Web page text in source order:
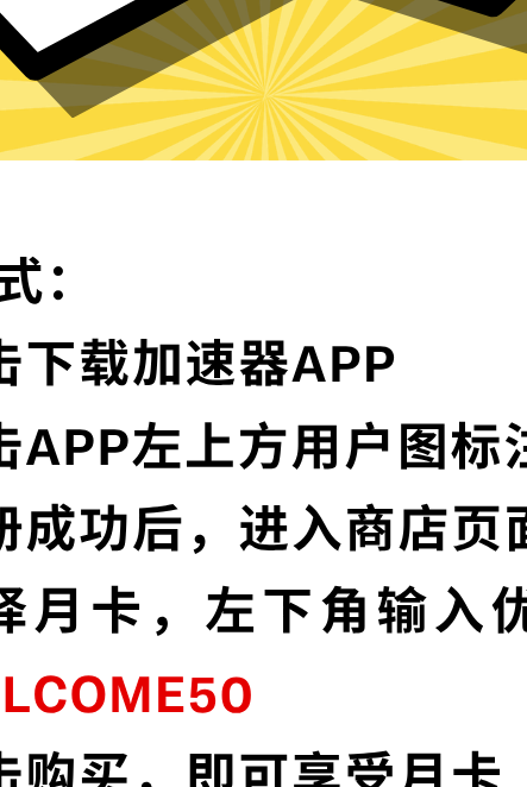
卓越的加密技术
小黑牛加速器采用最前沿的数据加密技术，
使您全面掌控您的网络隐私与安全。
下载小黑牛加速器App